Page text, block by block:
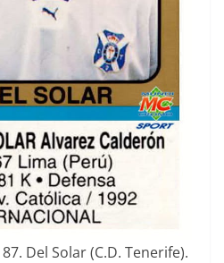
Del Solar (C.D. Tenerife).